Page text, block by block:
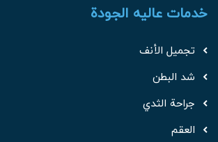
خدمات عالیه الجودة
تجميل الأنف
شد البطن
جراحة الثدي
العقم